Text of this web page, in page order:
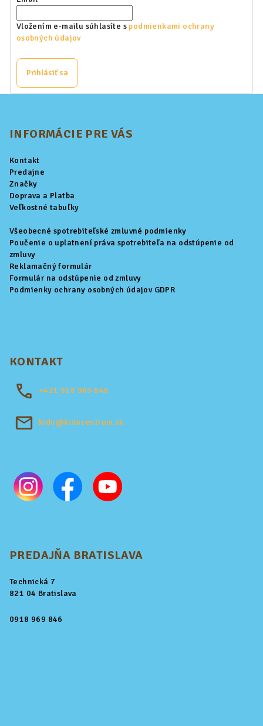
Vložením e-mailu súhlasíte s podmienkami ochrany
osobných údajov
Prihlásiť sa
INFORMÁCIE PRE VÁS
Kontakt
Predajne
Značky
Doprava a Platba
Veľkostné tabuľky
Všeobecné spotrebiteľské zmluvné podmienky
Poučenie o uplatnení práva spotrebiteľa na odstúpenie od
zmluvy
Reklamačný formulár
Formulár na odstúpenie od zmluvy
Podmienky ochrany osobných údajov GDPR
KONTAKT
+421 918 969 846
kido@kidocentrum.sk
PREDAJŇA BRATISLAVA
Technická 7
821 04 Bratislava
0918 969 846